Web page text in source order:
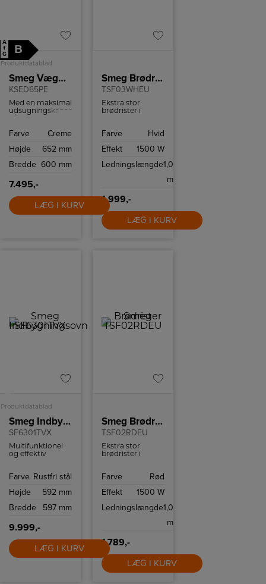
A
↑
G
B
Produktdatablad
Smeg Væghængt emhætte
KSED65PE
Med en maksimal
udsugningskapacitet
KSED65PE
af damp, lugt og
madlavningen.
er ideel til både
store og små
køkkener, hvor
god ventilation er
afgørende for et
Farve
Creme
Højde
652 mm
Bredde 600 mm
7.495,-
LÆG I KURV
Smeg Brødrister
TSF03WHEU
Ekstra stor
brødrister i
med plads til 4
Brødristeren har
ristningsindstillinger
Farve
Hvid
Effekt
1500 W
Ledningslængde1,0
m
1.999,-
LÆG I KURV
Produktdatablad
Smeg Indbygningsovn
SF6301TVX
Multifunktionel
og effektiv
70 liter og
teknologi.
Farve Rustfri stål
Højde
592 mm
Bredde
597 mm
9.999,-
LÆG I KURV
Smeg Brødrister
TSF02RDEU
Ekstra stor
brødrister i
med plads til 4
Brødristeren har
ristningsindstillinger
Farve
Rød
Effekt
1500 W
Ledningslængde1,0
m
1.789,-
LÆG I KURV